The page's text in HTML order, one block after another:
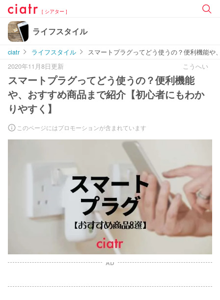
[ シアター ]
ライフスタイル
ciatr ライフスタイル
スマートプラグってどう使うの？便利機能
2020年11月8日更新
こうへい
スマートプラグってどう使うの？便利機能
や、おすすめ商品まで紹介【初心者にもわか
りやすく】
このページにはプロモーションが含まれています
AD